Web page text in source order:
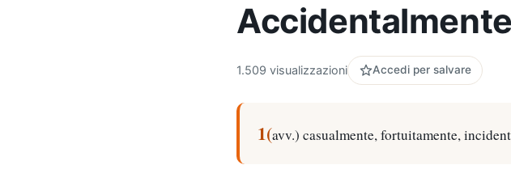
Accidentalmente
1.509 visualizzazioni Accedi per salvare
1(avv.) casualmente, fortuitamente,